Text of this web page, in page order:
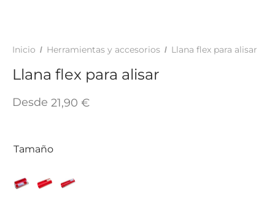
Inicio / Herramientas y accesorios / Llana flex para alisar
Llana flex para alisar
Desde 21,90 €
Tamaño
TINTES Y MANUALIDADES